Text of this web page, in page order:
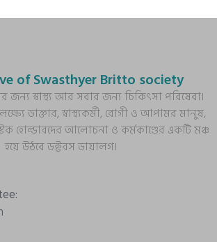
of Swasthyer Britto society
স্বাস্থ্য আর সবার জন্য চিকিৎসা পরিষেবা।
ডাক্তার, স্বাস্থ্যকর্মী, রোগী ও আপামর মানুষ,
স্টেক হোল্ডারদের আলোচনা ও কর্মকাণ্ডের একটি মঞ্চ
হয়ে উঠবে ডক্টরস ডায়ালগ।